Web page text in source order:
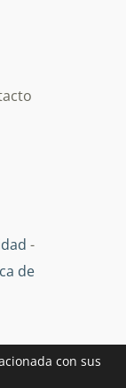
-
de
con sus